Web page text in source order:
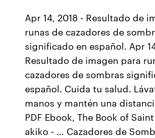
Apr 14, 2018 - Resultado de
runas de cazadores de
significado en español. Apr
Resultado de imagen para
cazadores de sombras
español. Cuida tu salud.
manos y mantén una
PDF Ebook, The Book of
akiko - … Cazadores de